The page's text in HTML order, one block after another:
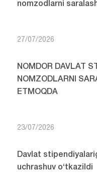
nomzodlarni
27/07/2026
NOMDOR DAVLAT
NOMZODLARNI
ETMOQDA
23/07/2026
Davlat
uchrashuv o‘tkazildi